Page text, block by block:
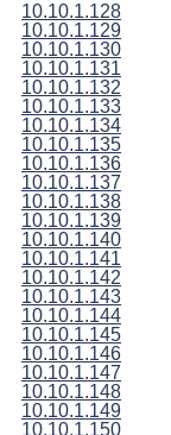
10.10.1.128
10.10.1.129
10.10.1.130
10.10.1.131
10.10.1.132
10.10.1.133
10.10.1.134
10.10.1.135
10.10.1.136
10.10.1.137
10.10.1.138
10.10.1.139
10.10.1.140
10.10.1.141
10.10.1.142
10.10.1.143
10.10.1.144
10.10.1.145
10.10.1.146
10.10.1.147
10.10.1.148
10.10.1.149
10.10.1.150